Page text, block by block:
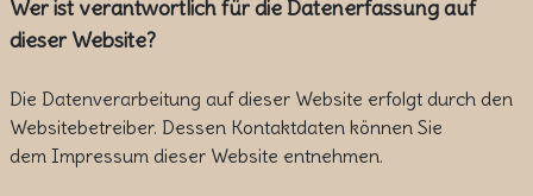
Wer ist verantwortlich für die Datenerfassung auf
dieser Website?
Die Datenverarbeitung auf dieser Website erfolgt durch den
Websitebetreiber. Dessen Kontaktdaten können Sie
dem Impressum dieser Website entnehmen.